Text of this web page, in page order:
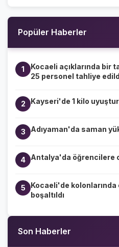
Popüler Haberler
1
Kocaeli açıklarında bir
25 personel tahliye
2 Kayseri'de 1 kilo
3 Adıyaman'da saman
4 Antalya'da öğrencilere
5
Kocaeli'de
boşaltıldı
Son Haberler